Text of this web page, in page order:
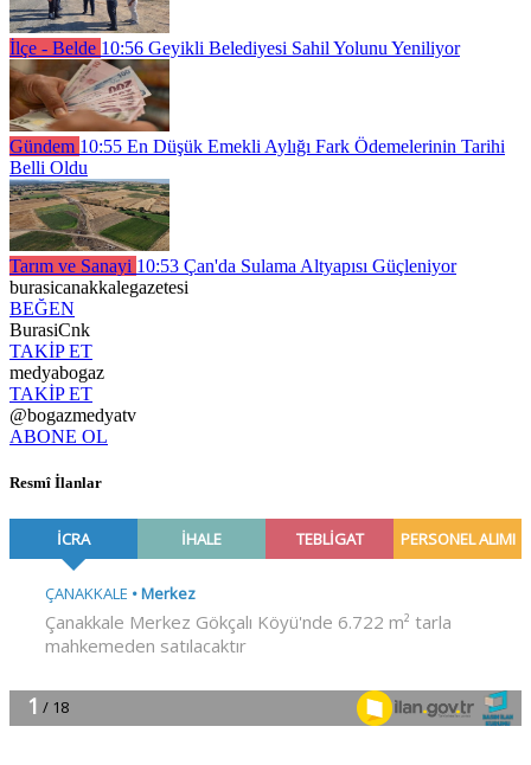
İlçe - Belde 10:56 Geyikli Belediyesi Sahil Yolunu Yeniliyor
Gündem 10:55 En Düşük Emekli Aylığı Fark Ödemelerinin Tarihi
Belli Oldu
Tarım ve Sanayi 10:53 Çan'da Sulama Altyapısı Güçleniyor
burasicanakkalegazetesi
BEĞEN
BurasiCnk
TAKİP ET
medyabogaz
TAKİP ET
@bogazmedyatv
ABONE OL
Resmî İlanlar